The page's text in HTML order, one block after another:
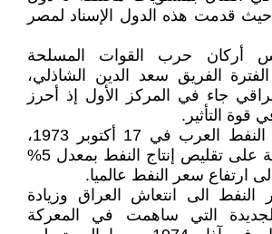
قدمت هذه الدول الإسناد لمصر
أركان حرب القوات المسلحة
الفريق سعد الدين الشاذلي،
جاء في المركز الأول إذ أحرز
وفي اجتماع وزراء النفط العرب في 17 أكتوبر 1973،
اتفقت الدول العربية على تقليص إنتاج النفط بمعدل 5%
ارتفاع سعر النفط عالميا.
النفط الى انتعاش العراق وزيادة
التي ساهمت في المعركة